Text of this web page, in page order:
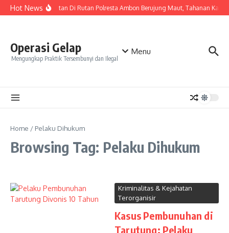
Skip to content
Hot NewsKeributan Di Rutan Polresta Ambon Berujung Maut, Tahanan
Operasi Gelap
Mengungkap Praktik Tersembunyi dan Ilegal
Menu
Home / Pelaku Dihukum
Browsing Tag: Pelaku Dihukum
Kriminalitas & Kejahatan
Terorganisir
Kasus Pembunuhan di
Tarutung: Pelaku